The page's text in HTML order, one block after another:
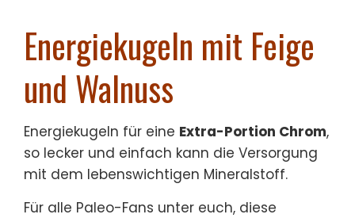
Energiekugeln mit Feige
und Walnuss
Energiekugeln für eine Extra-Portion Chrom,
so lecker und einfach kann die Versorgung
mit dem lebenswichtigen Mineralstoff.
Für alle Paleo-Fans unter euch, diese